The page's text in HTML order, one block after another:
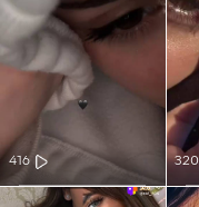
320
416